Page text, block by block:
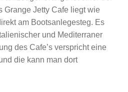
Grange Jetty Cafe liegt wie
am Bootsanlegesteg. Es
und Mediterraner
des Cafe’s verspricht eine
die kann man dort